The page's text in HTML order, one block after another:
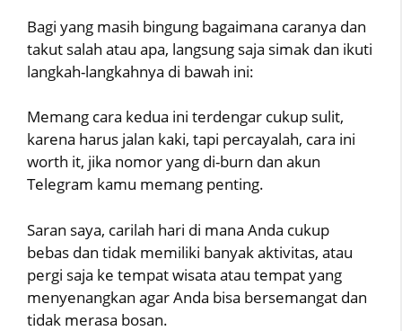
Bagi yang masih bingung bagaimana caranya dan
takut salah atau apa, langsung saja simak dan ikuti
langkah-langkahnya di bawah ini:
Memang cara kedua ini terdengar cukup sulit,
karena harus jalan kaki, tapi percayalah, cara ini
worth it, jika nomor yang di-burn dan akun
Telegram kamu memang penting.
Saran saya, carilah hari di mana Anda cukup
bebas dan tidak memiliki banyak aktivitas, atau
pergi saja ke tempat wisata atau tempat yang
menyenangkan agar Anda bisa bersemangat dan
tidak merasa bosan.